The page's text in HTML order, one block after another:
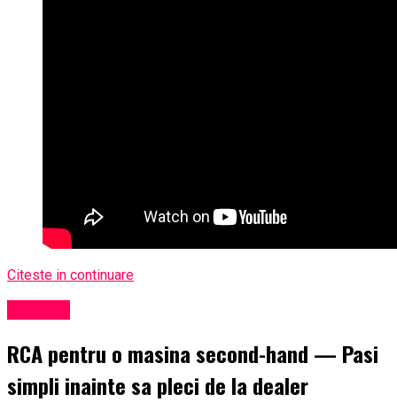
Citeste in continuare
RCA pentru o masina second-hand — Pasi
simpli inainte sa pleci de la dealer